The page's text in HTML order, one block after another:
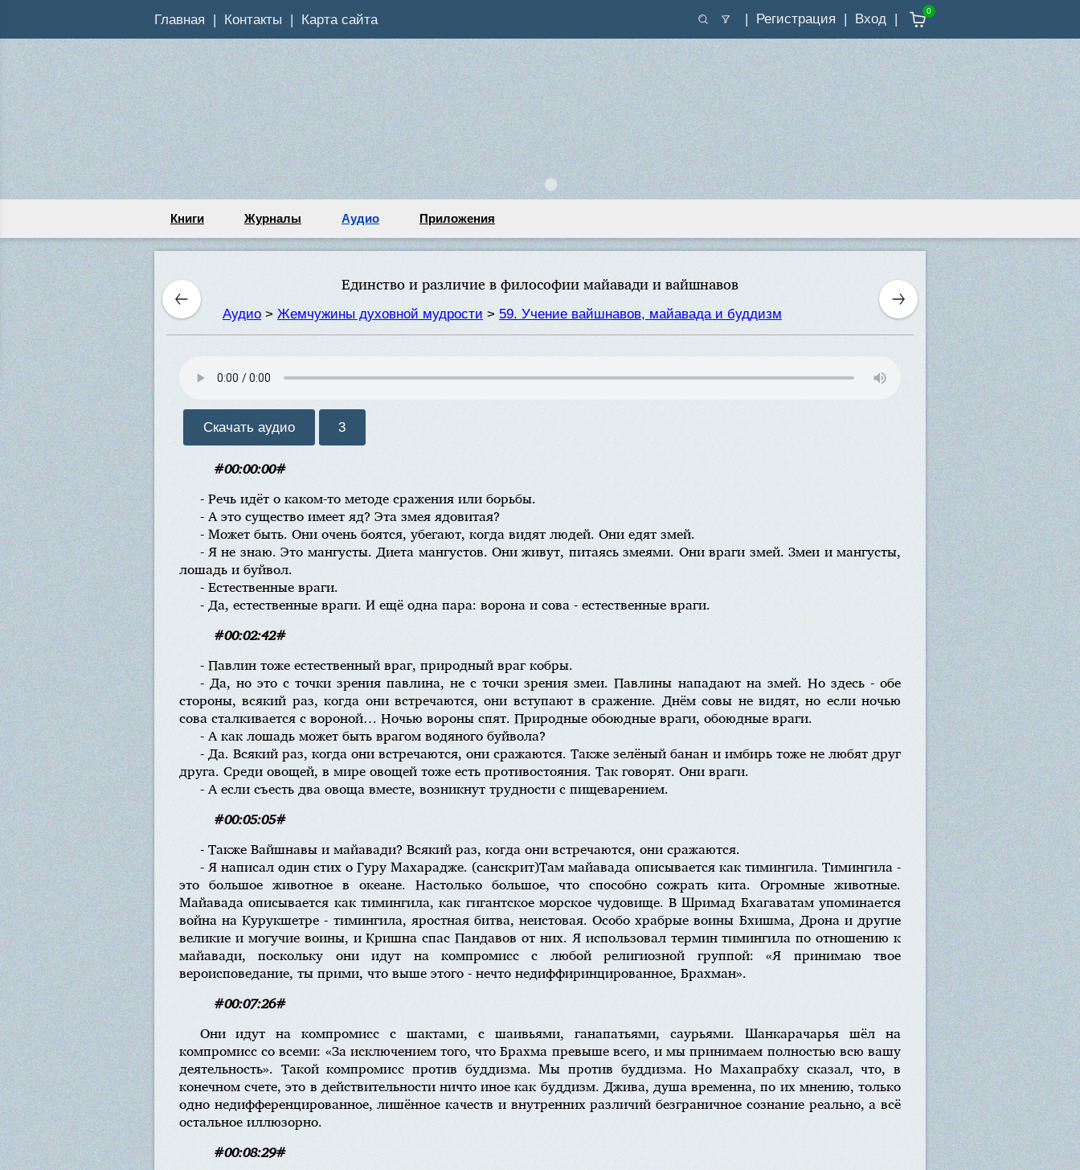
Главная Контакты Карта сайта Регистрация Вход
0
Книги Журналы Аудио Приложения
Единство и различие в философии майавади и вайшнавов
Аудио > Жемчужины духовной мудрости > 59. Учение вайшнавов, майавада и буддизм
Скачать аудио 3
#00:00:00#
- Речь идёт о каком-то методе сражения или борьбы.
- А это существо имеет яд? Эта змея ядовитая?
- Может быть. Они очень боятся, убегают, когда видят людей. Они едят змей.
- Я не знаю. Это мангусты. Диета мангустов. Они живут, питаясь змеями. Они враги змей. Змеи и мангусты,
лошадь и буйвол.
- Естественные враги.
- Да, естественные враги. И ещё одна пара: ворона и сова - естественные враги.
#00:02:42#
- Павлин тоже естественный враг, природный враг кобры.
- Да, но это с точки зрения павлина, не с точки зрения змеи. Павлины нападают на змей. Но здесь - обе
стороны, всякий раз, когда они встречаются, они вступают в сражение. Днём совы не видят, но если ночью
сова сталкивается с вороной… Ночью вороны спят. Природные обоюдные враги, обоюдные враги.
- А как лошадь может быть врагом водяного буйвола?
- Да. Всякий раз, когда они встречаются, они сражаются. Также зелёный банан и имбирь тоже не любят друг
друга. Среди овощей, в мире овощей тоже есть противостояния. Так говорят. Они враги.
- А если съесть два овоща вместе, возникнут трудности с пищеварением.
#00:05:05#
- Также Вайшнавы и майавади? Всякий раз, когда они встречаются, они сражаются.
- Я написал один стих о Гуру Махарадже. (санскрит)Там майавада описывается как тимингила. Тимингила -
это большое животное в океане. Настолько большое, что способно сожрать кита. Огромные животные.
Майавада описывается как тимингила, как гигантское морское чудовище. В Шримад Бхагаватам упоминается
война на Курукшетре - тимингила, яростная битва, неистовая. Особо храбрые воины Бхишма, Дрона и другие
великие и могучие воины, и Кришна спас Пандавов от них. Я использовал термин тимингила по отношению к
майавади, поскольку они идут на компромисс с любой религиозной группой: «Я принимаю твое
вероисповедание, ты прими, что выше этого - нечто недиффиринцированное, Брахман».
#00:07:26#
Они идут на компромисс с шактами, с шаивьями, ганапатьями, саурьями. Шанкарачарья шёл на
компромисс со всеми: «За исключением того, что Брахма превыше всего, и мы принимаем полностью всю вашу
деятельность». Такой компромисс против буддизма. Мы против буддизма. Но Махапрабху сказал, что, в
конечном счете, это в действительности ничто иное как буддизм. Джива, душа временна, по их мнению, только
одно недифференцированное, лишённое качеств и внутренних различий безграничное сознание реально, а всё
остальное иллюзорно.
#00:08:29#